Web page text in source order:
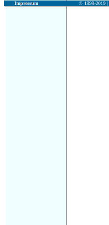
Impressum © 1999-2019 |